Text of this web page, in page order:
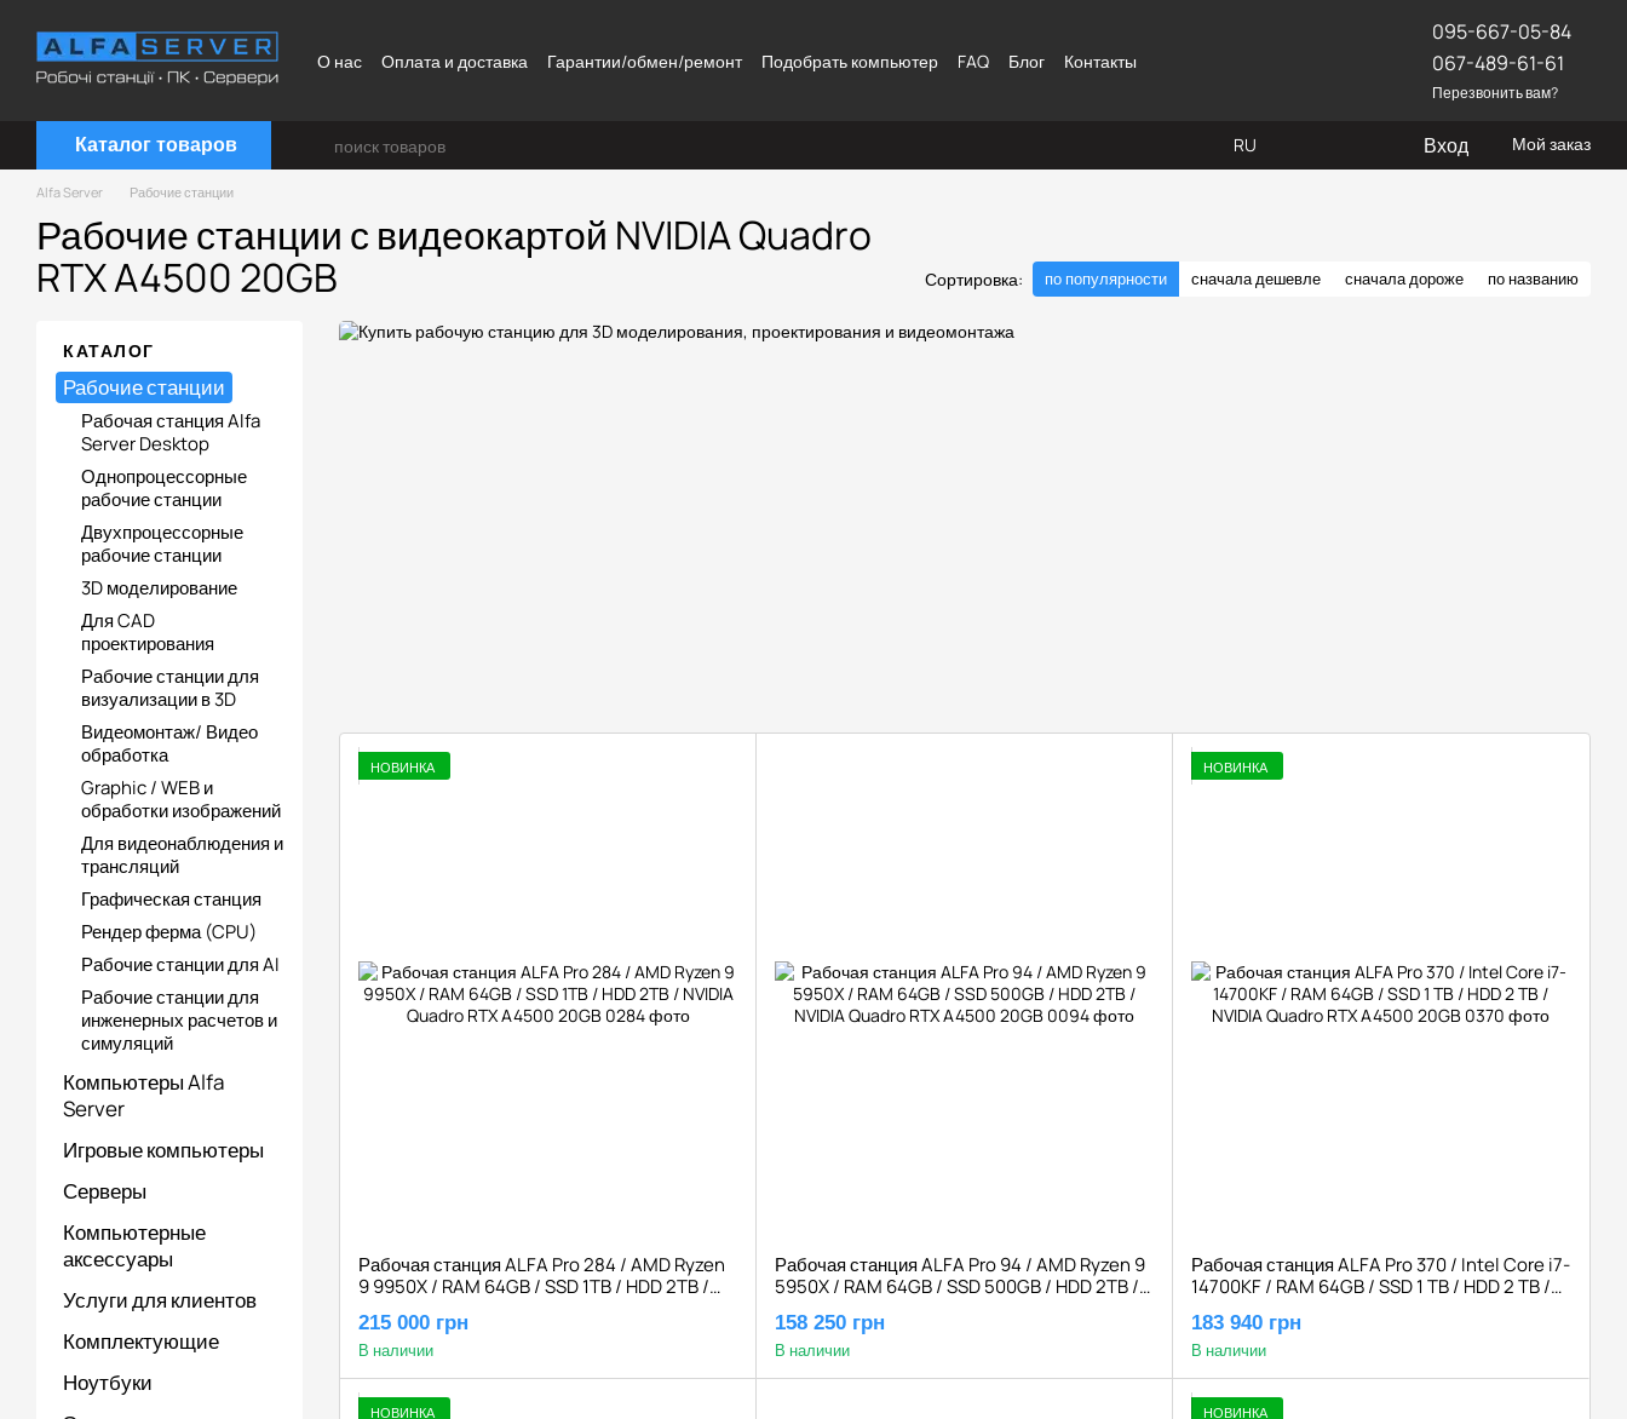
О нас
Оплата и доставка Гарантии/обмен/ремонт Подобрать компьютер FAQ Блог Контакты
095-667-05-84
067-489-61-61
Перезвонить вам?
Каталог товаров RU Вход Мой заказ
Alfa Server Рабочие станции
Рабочие станции с видеокартой NVIDIA Quadro
RTX A4500 20GB Сортировка: по популярности сначала дешевле сначала дороже по названию
НОВИНКА
Рабочая станция ALFA Pro 284 / AMD Ryzen
9 9950X / RAM 64GB / SSD 1TB / HDD 2TB /
215 000 грн
В наличии
Рабочая станция ALFA Pro 94 / AMD Ryzen 9
5950X / RAM 64GB / SSD 500GB / HDD 2TB /
158 250 грн
В наличии
НОВИНКА
Рабочая станция ALFA Pro 370 / Intel Core i7-
14700KF / RAM 64GB / SSD 1 TB / HDD 2 TB /
183 940 грн
В наличии
НОВИНКА НОВИНКА
КАТАЛОГ
Рабочие станции
Рабочая станция Alfa
Server Desktop
Однопроцессорные
рабочие станции
Двухпроцессорные
рабочие станции
3D моделирование
Для CAD
проектирования
Рабочие станции для
визуализации в 3D
Видеомонтаж/ Видео
обработка
Graphic / WEB и
обработки изображений
Для видеонаблюдения и
трансляций
Графическая станция
Рендер ферма (CPU)
Рабочие станции для AI
Рабочие станции для
инженерных расчетов и
симуляций
Компьютеры Alfa
Server
Игровые компьютеры
Серверы
Компьютерные
аксессуары
Услуги для клиентов
Комплектующие
Ноутбуки